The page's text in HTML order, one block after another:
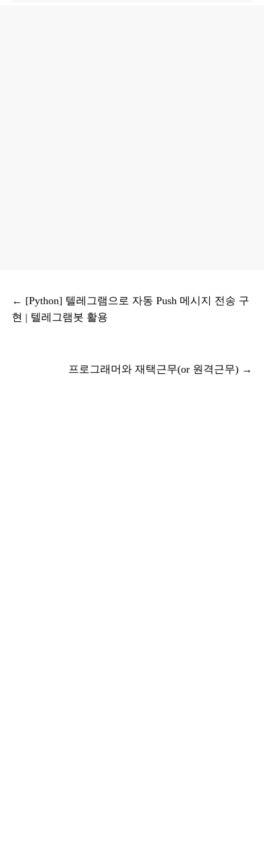
← [Python] 텔레그램으로 자동 Push 메시지 전송 구
현 | 텔레그램봇 활용
프로그래머와 재택근무(or 원격근무) →